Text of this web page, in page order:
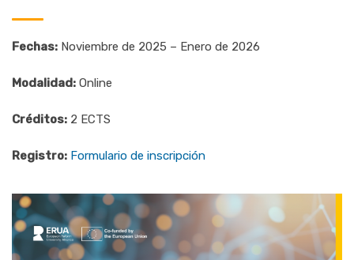
Fechas: Noviembre de 2025 – Enero de 2026
Modalidad: Online
Créditos: 2 ECTS
Registro: Formulario de inscripción